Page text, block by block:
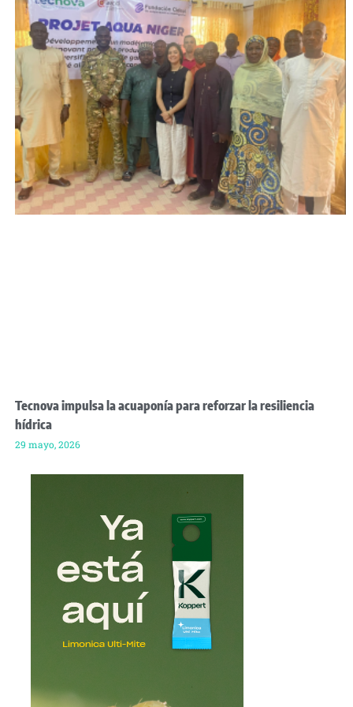
Tecnova impulsa la acuaponía para reforzar la resiliencia
hídrica
29 mayo, 2026